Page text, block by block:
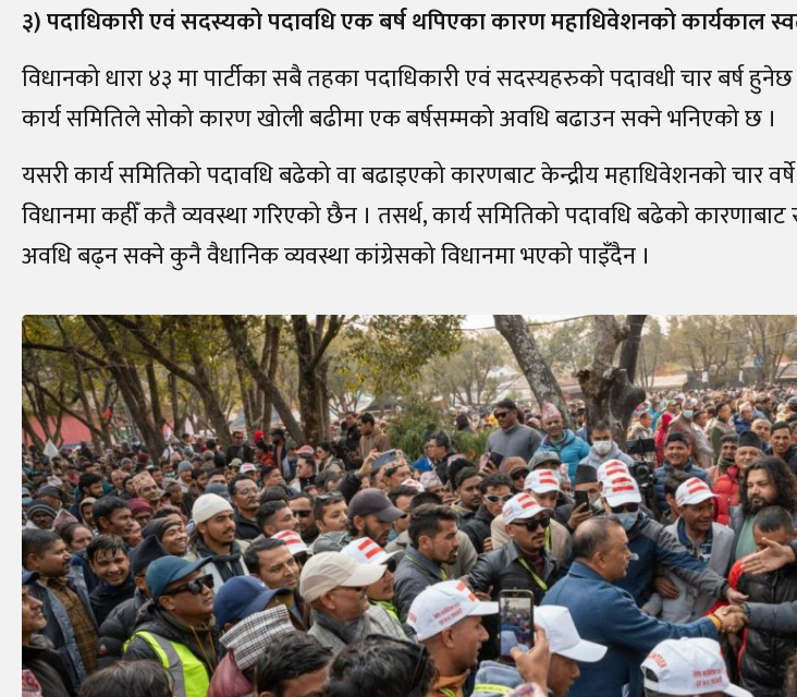
३) पदाधिकारी एवं सदस्यको पदावधि एक बर्ष थपिएका कारण महाधिवेशनको कार्यकाल
विधानको धारा ४३ मा पार्टीका सबै तहका पदाधिकारी एवं सदस्यहरुको पदावधी चार बर्ष
कार्य समितिले सोको कारण खोली बढीमा एक बर्षसम्मको अवधि बढाउन सक्ने भनिएको छ ।
यसरी कार्य समितिको पदावधि बढेको वा बढाइएको कारणबाट केन्द्रीय महाधिवेशनको चार
विधानमा कहीँ कतै व्यवस्था गरिएको छैन । तसर्थ, कार्य समितिको पदावधि बढेको कारणाबाट
अवधि बढ्न सक्ने कुनै वैधानिक व्यवस्था कांग्रेसको विधानमा भएको पाइँदैन ।